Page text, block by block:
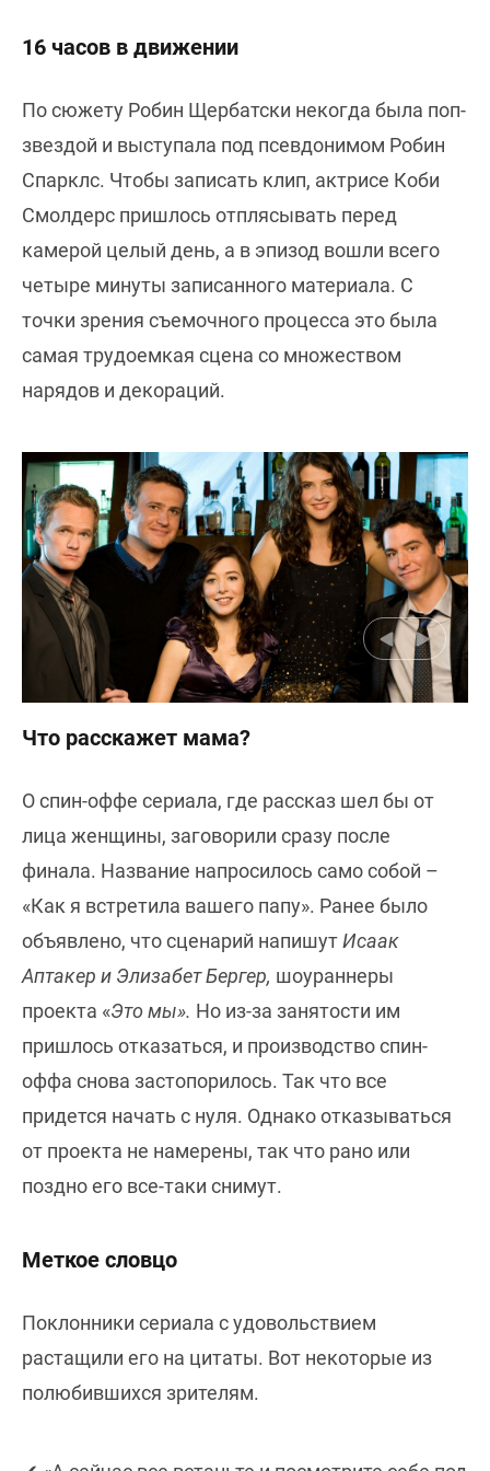
16 часов в движении
По сюжету Робин Щербатски некогда была поп-
звездой и выступала под псевдонимом Робин
Спарклс. Чтобы записать клип, актрисе Коби
Смолдерс пришлось отплясывать перед
камерой целый день, а в эпизод вошли всего
четыре минуты записанного материала. С
точки зрения съемочного процесса это была
самая трудоемкая сцена со множеством
нарядов и декораций.
Что расскажет мама?
О спин-оффе сериала, где рассказ шел бы от
лица женщины, заговорили сразу после
финала. Название напросилось само собой –
«Как я встретила вашего папу». Ранее было
объявлено, что сценарий напишутИсаак
Аптакер и Элизабет Бергер, шоураннеры
проекта «Это мы». Но из-за занятости им
пришлось отказаться, и производство спин-
оффа снова застопорилось. Так что все
придется начать с нуля. Однако отказываться
от проекта не намерены, так что рано или
поздно его все-таки снимут.
Меткое словцо
Поклонники сериала с удовольствием
растащили его на цитаты. Вот некоторые из
полюбившихся зрителям.